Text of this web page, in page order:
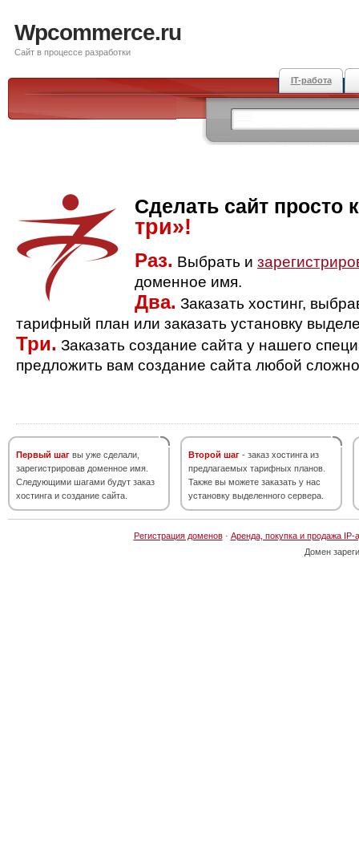
Wpcommerce.ru
Сайт в процессе разработки
IT-работа
Сделать сайт просто
три»!
Раз. Выбрать и
доменное имя.
Два. Заказать хостинг,
тарифный план или заказать установку
Три. Заказать создание сайта у нашего
предложить вам создание сайта любой
Первый шаг вы уже сделали,
зарегистрировав доменное имя.
Следующими шагами будут заказ
хостинга и создание сайта.
Второй шаг - заказ хостинга из
предлагаемых тарифных планов.
Также вы можете заказать у нас
установку выделенного сервера.
Регистрация доменов· Аренда, покупка и продажа IP-
Домен